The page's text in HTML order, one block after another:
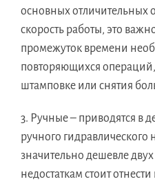
основных отличительных
скорость работы, это
промежуток времени
повторяющихся
штамповке или снятия
3. Ручные – приводятся в
ручного гидравлического
значительно дешевле
недостаткам стоит